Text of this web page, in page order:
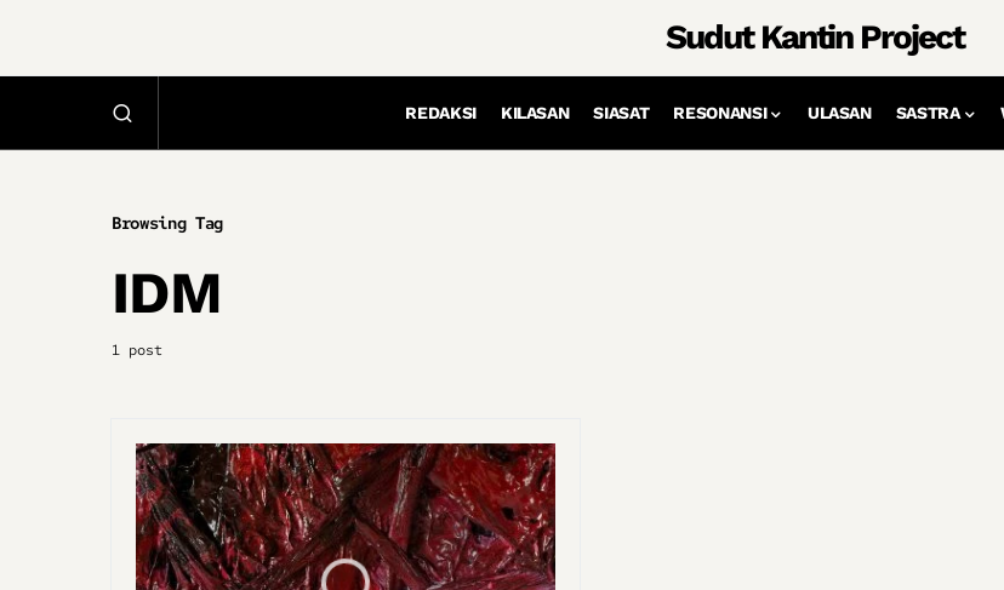
Sudut Kantin Project
REDAKSI KILASAN SIASAT RESONANSI ULASAN SASTRA
Browsing Tag
IDM
1 post